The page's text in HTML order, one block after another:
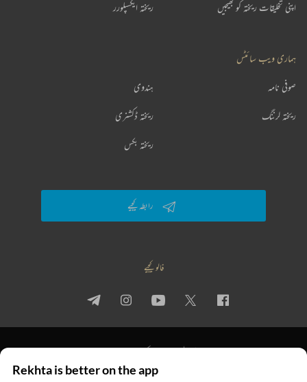
اپنی تخلیقات ریختہ کو بھیجیں ریختہ ایکسپلورر
ہماری ویب سائٹس
ہندوی صوفی نامہ
ریختہ ڈکشنری ریختہ لرننگ
ریختہ بکس
رابطہ کیجیے
فالو کیجیے
© 2026 Rekhta™ Foundation. All rights reserved.
Rekhta is better on the app